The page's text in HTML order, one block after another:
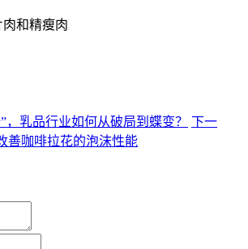
和精瘦肉
，乳品行业如何从破局到蝶变？
下一
善咖啡拉花的泡沫性能